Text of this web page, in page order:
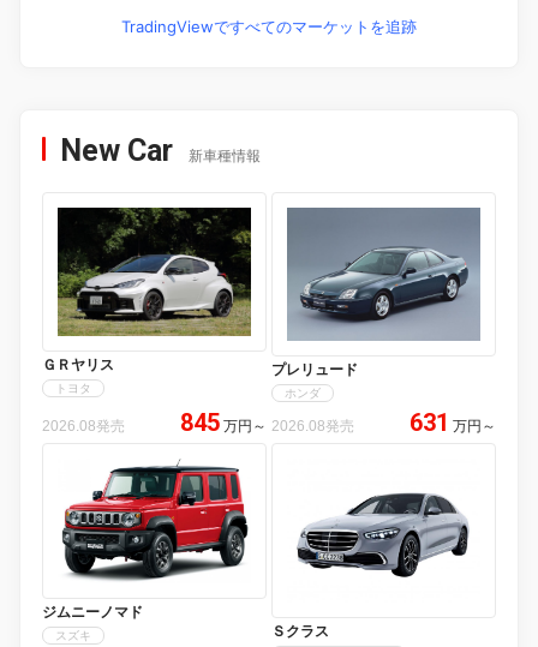
TradingViewですべてのマーケットを追跡
New Car 新車種情報
ＧＲヤリス
トヨタ
2026.08発売 845 万円 ～
プレリュード
ホンダ
2026.08発売 631 万円 ～
ジムニーノマド
スズキ Ｓクラス